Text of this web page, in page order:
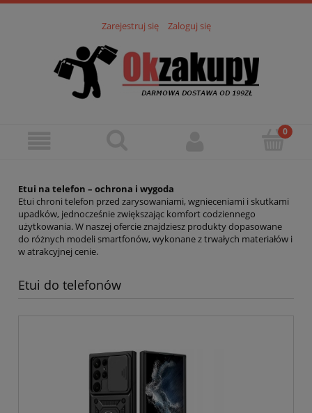
Zarejestruj się Zaloguj się
Etui na telefon – ochrona i wygoda
Etui chroni telefon przed zarysowaniami, wgnieceniami i skutkami
upadków, jednocześnie zwiększając komfort codziennego
użytkowania. W naszej ofercie znajdziesz produkty dopasowane
do różnych modeli smartfonów, wykonane z trwałych materiałów i
w atrakcyjnej cenie.
Etui do telefonów